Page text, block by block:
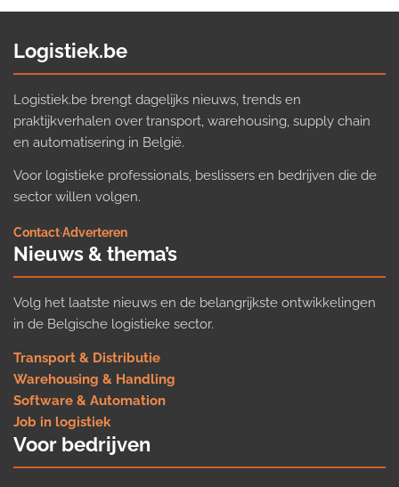
Logistiek.be
Logistiek.be brengt dagelijks nieuws, trends en
praktijkverhalen over transport, warehousing, supply chain
en automatisering in België.
Voor logistieke professionals, beslissers en bedrijven die de
sector willen volgen.
Contact·Adverteren
Nieuws & thema’s
Volg het laatste nieuws en de belangrijkste ontwikkelingen
in de Belgische logistieke sector.
Transport & Distributie
Warehousing & Handling
Software & Automation
Job in logistiek
Voor bedrijven